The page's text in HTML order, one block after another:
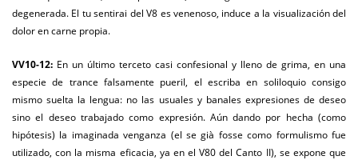
degenerada. El tu sentirai del V8 es venenoso, induce a la visualización del
dolor en carne propia.
VV10-12: En un último terceto casi confesional y lleno de grima, en una
especie de trance falsamente pueril, el escriba en soliloquio consigo
mismo suelta la lengua: no las usuales y banales expresiones de deseo
sino el deseo trabajado como expresión. Aún dando por hecha (como
hipótesis) la imaginada venganza (el se già fosse como formulismo fue
utilizado, con la misma eficacia, ya en el V80 del Canto II), se expone que